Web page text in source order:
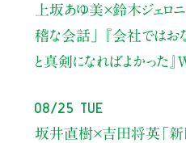
上坂あゆ美×鈴木ジェロ
稽な会話」
『会社ではお
と真剣になればよかった
08/25 Tue
坂井直樹×吉田将英「